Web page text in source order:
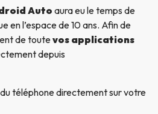
Auto aura eu le temps de
en l’espace de 10 ans. Afin de
de toutevos applications
depuis
téléphone directement sur votre